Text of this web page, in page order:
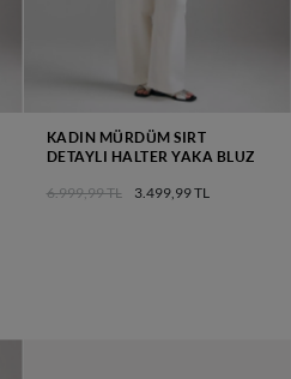
KADIN MÜRDÜM SIRT
DETAYLI HALTER YAKA BLUZ
6.999,99 TL 3.499,99 TL